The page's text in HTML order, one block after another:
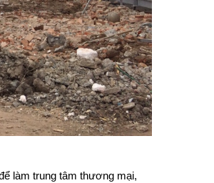
làm trung tâm thương mại,